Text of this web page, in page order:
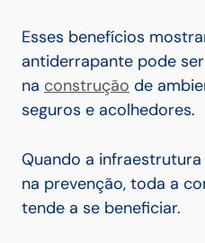
Esses benefícios
antiderrapante pode
na construção de
seguros e acolhedores.
Quando a
na prevenção, toda a
tende a se beneficiar.